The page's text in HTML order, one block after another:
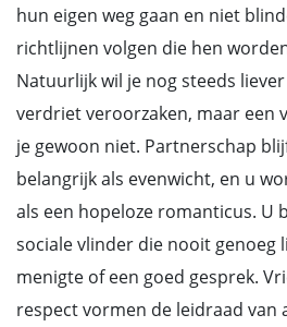
hun eigen weg gaan en niet
richtlijnen volgen die hen
Natuurlijk wil je nog steeds
verdriet veroorzaken, maar een
je gewoon niet. Partnerschap
belangrijk als evenwicht, en u
als een hopeloze romanticus. U
sociale vlinder die nooit genoeg
menigte of een goed gesprek.
respect vormen de leidraad van